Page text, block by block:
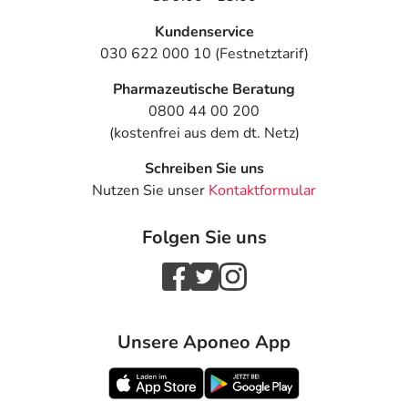
Kundenservice
030 622 000 10 (Festnetztarif)
Pharmazeutische Beratung
0800 44 00 200
(kostenfrei aus dem dt. Netz)
Schreiben Sie uns
Nutzen Sie unser Kontaktformular
Folgen Sie uns
Unsere Aponeo App